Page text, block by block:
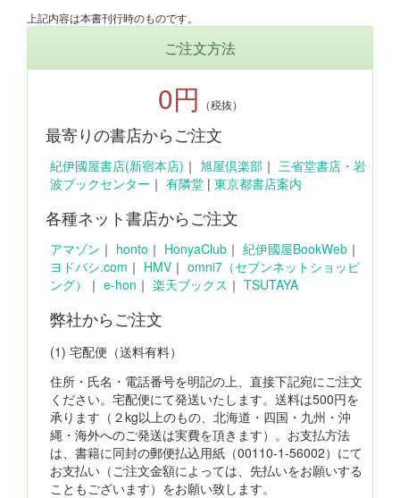
上記内容は本書刊行時のものです。
ご注文方法
0円 （税抜）
最寄りの書店からご注文
紀伊國屋書店(新宿本店) ｜ 旭屋倶楽部 ｜ 三省堂書店・岩
波ブックセンター ｜ 有隣堂 | 東京都書店案内
各種ネット書店からご注文
アマゾン ｜ honto ｜ HonyaClub ｜ 紀伊國屋BookWeb ｜
ヨドバシ.com ｜ HMV ｜ omni7（セブンネットショッピ
ング）
｜ e-hon ｜ 楽天ブックス ｜ TSUTAYA
弊社からご注文
(1) 宅配便（送料有料）
住所・氏名・電話番号を明記の上、直接下記宛にご注文
ください。宅配便にて発送いたします。送料は500円を
承ります（２kg以上のもの、北海道・四国・九州・沖
縄・海外へのご発送は実費を頂きます）。お支払方法
は、書籍に同封の郵便払込用紙（00110-1-56002）にて
お支払い（ご注文金額によっては、先払いをお願いする
こともございます）をお願い致します。